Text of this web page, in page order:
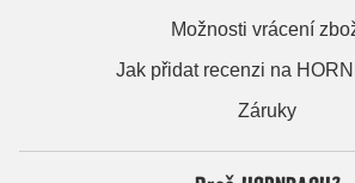
Možnosti vrácení
Jak přidat recenzi na
Záruky